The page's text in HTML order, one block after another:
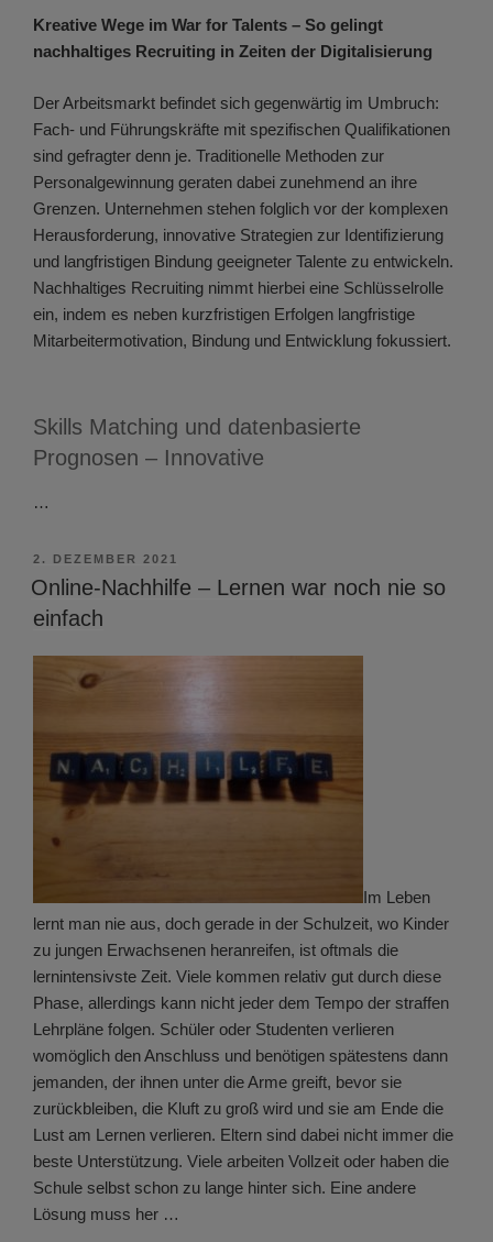
Kreative Wege im War for Talents – So gelingt
nachhaltiges Recruiting in Zeiten der Digitalisierung
Der Arbeitsmarkt befindet sich gegenwärtig im Umbruch:
Fach- und Führungskräfte mit spezifischen Qualifikationen
sind gefragter denn je. Traditionelle Methoden zur
Personalgewinnung geraten dabei zunehmend an ihre
Grenzen. Unternehmen stehen folglich vor der komplexen
Herausforderung, innovative Strategien zur Identifizierung
und langfristigen Bindung geeigneter Talente zu entwickeln.
Nachhaltiges Recruiting nimmt hierbei eine Schlüsselrolle
ein, indem es neben kurzfristigen Erfolgen langfristige
Mitarbeitermotivation, Bindung und Entwicklung fokussiert.
Skills Matching und datenbasierte
Prognosen – Innovative
…
VERÖFFENTLICHT
AM
2. DEZEMBER 2021
Online-Nachhilfe – Lernen war noch nie so
einfach
Im Leben
lernt man nie aus, doch gerade in der Schulzeit, wo Kinder
zu jungen Erwachsenen heranreifen, ist oftmals die
lernintensivste Zeit. Viele kommen relativ gut durch diese
Phase, allerdings kann nicht jeder dem Tempo der straffen
Lehrpläne folgen. Schüler oder Studenten verlieren
womöglich den Anschluss und benötigen spätestens dann
jemanden, der ihnen unter die Arme greift, bevor sie
zurückbleiben, die Kluft zu groß wird und sie am Ende die
Lust am Lernen verlieren. Eltern sind dabei nicht immer die
beste Unterstützung. Viele arbeiten Vollzeit oder haben die
Schule selbst schon zu lange hinter sich. Eine andere
Lösung muss her …